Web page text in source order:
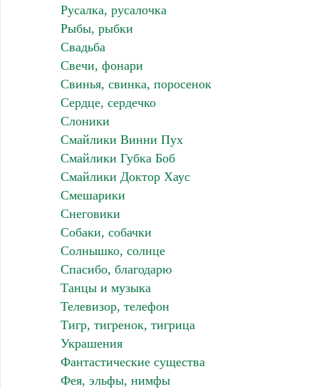
Русалка, русалочка
Рыбы, рыбки
Свадьба
Свечи, фонари
Свинья, свинка, поросенок
Сердце, сердечко
Слоники
Смайлики Винни Пух
Смайлики Губка Боб
Смайлики Доктор Хаус
Смешарики
Снеговики
Собаки, собачки
Солнышко, солнце
Спасибо, благодарю
Танцы и музыка
Телевизор, телефон
Тигр, тигренок, тигрица
Украшения
Фантастические существа
Фея, эльфы, нимфы